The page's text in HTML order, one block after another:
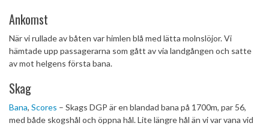
Ankomst
När vi rullade av båten var himlen blå med lätta molnslöjor. Vi
hämtade upp passagerarna som gått av via landgången och satte
av mot helgens första bana.
Skag
Bana, Scores – Skags DGP är en blandad bana på 1700m, par 56,
med både skogshål och öppna hål. Lite längre hål än vi var vana vid